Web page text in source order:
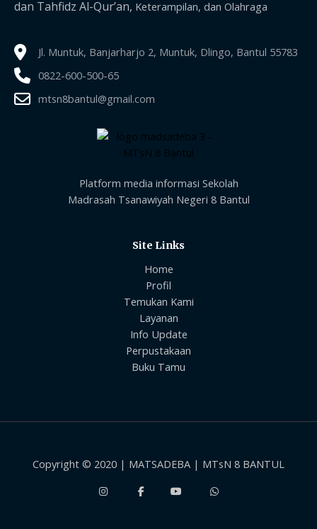
dan Tahfidz Al-Qur’an, Keterampilan, dan Olahraga
Jl. Muntuk, Banjarharjo 2, Muntuk, Dlingo, Bantul 55783
0822-600-500-65
mtsn8bantul@gmail.com
Platform media informasi Sekolah
Madrasah Tsanawiyah Negeri 8 Bantul
Site Links
Home
Profil
Temukan Kami
Layanan
Info Update
Perpustakaan
Buku Tamu
Copyright © 2020 | MATSADEBA | MTsN 8 BANTUL